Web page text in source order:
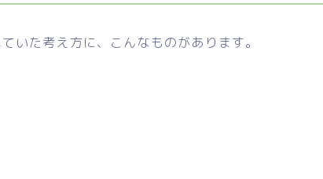
いた考え方に、こんなものがあります。